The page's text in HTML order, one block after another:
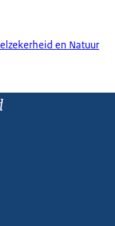
en Natuur